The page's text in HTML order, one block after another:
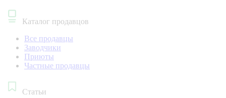
Каталог продавцов
Все продавцы
Заводчики
Приюты
Частные продавцы
Статьи